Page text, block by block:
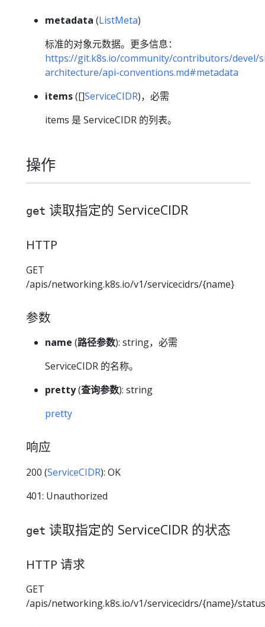
metadata (ListMeta)
标准的对象元数据。更多信息：
https://git.k8s.io/community/contributors/devel/
architecture/api-conventions.md#metadata
items([]ServiceCIDR)，必需
items 是 ServiceCIDR 的列表。
操作
get 读取指定的 ServiceCIDR
HTTP
GET
/apis/networking.k8s.io/v1/servicecidrs/{name}
参数
name (路径参数): string，必需
ServiceCIDR 的名称。
pretty(查询参数): string
pretty
响应
200 (ServiceCIDR): OK
401: Unauthorized
get 读取指定的 ServiceCIDR 的状态
HTTP 请求
GET
/apis/networking.k8s.io/v1/servicecidrs/{name}/status